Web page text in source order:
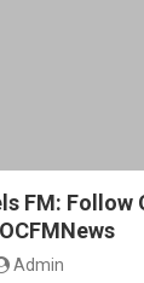
FM: Follow
Admin